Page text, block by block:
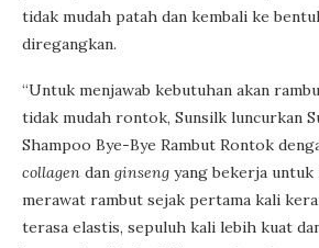
tidak mudah patah dan kembali ke
diregangkan.
“Untuk menjawab kebutuhan akan
tidak mudah rontok, Sunsilk luncurkan
Shampoo Bye-Bye Rambut Rontok
collagen dan ginseng yang bekerja
merawat rambut sejak pertama kali
terasa elastis, sepuluh kali lebih kuat